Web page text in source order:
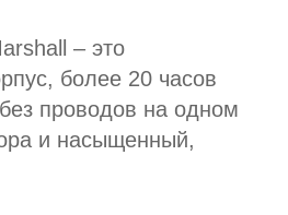
– это
более 20 часов
проводов на одном
и насыщенный,